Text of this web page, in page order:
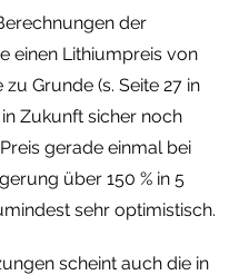
der
einen Lithiumpreis von
Grunde (s. Seite 27 in
Zukunft sicher noch
gerade einmal bei
über 150 % in 5
sehr optimistisch.
scheint auch die in